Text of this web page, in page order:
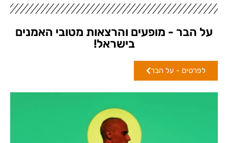
על הבר - מופעים והרצאות מטובי האמנים
בישראל!
לפרטים - על הבר